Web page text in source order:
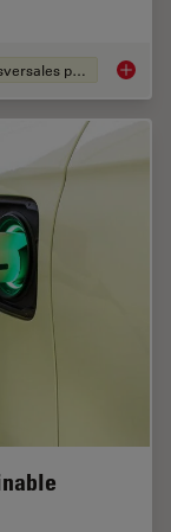
Análisis de cortes transversales para la microelectrónica How to